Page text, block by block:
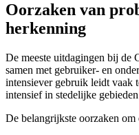
Oorzaken van
herkenning
De meeste uitdagingen bij de
samen met gebruiker- en
intensiever gebruik leidt vaak
intensief in stedelijke
De belangrijkste oorzaken om